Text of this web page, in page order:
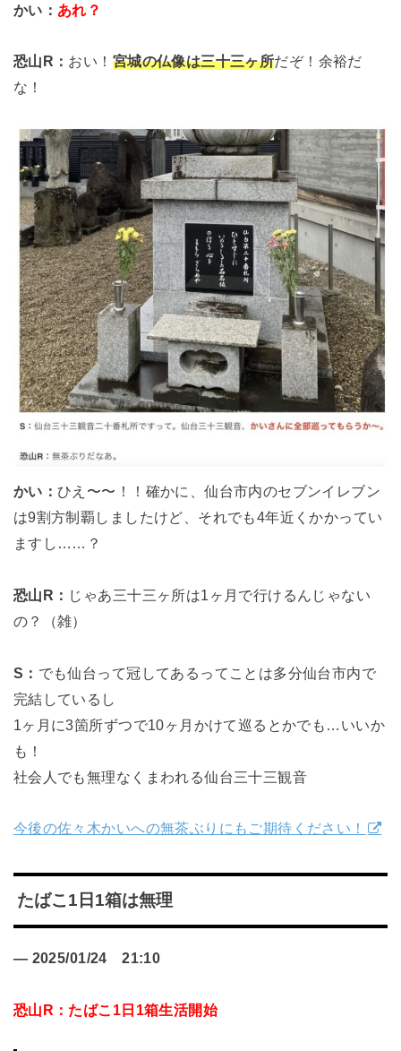
かい： あれ？
恐山R： おい！ 宮城の仏像は三十三ヶ所だぞ！余裕だ
な！
かい： ひえ〜〜！！確かに、仙台市内のセブンイレブン
は9割方制覇しましたけど、それでも4年近くかかってい
ますし……？
恐山R： じゃあ三十三ヶ所は1ヶ月で行けるんじゃない
の？（雑）
S： でも仙台って冠してあるってことは多分仙台市内で
完結しているし
1ヶ月に3箇所ずつで10ヶ月かけて巡るとかでも…いいか
も！
社会人でも無理なくまわれる仙台三十三観音
今後の佐々木かいへの無茶ぶりにもご期待ください！
たばこ1日1箱は無理
— 2025/01/2421:10
恐山R：たばこ1日1箱生活開始